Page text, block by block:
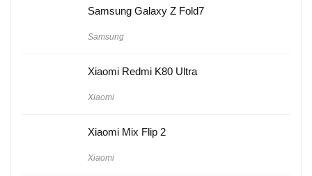
Samsung Galaxy Z Fold7
Samsung
Xiaomi Redmi K80 Ultra
Xiaomi
Xiaomi Mix Flip 2
Xiaomi